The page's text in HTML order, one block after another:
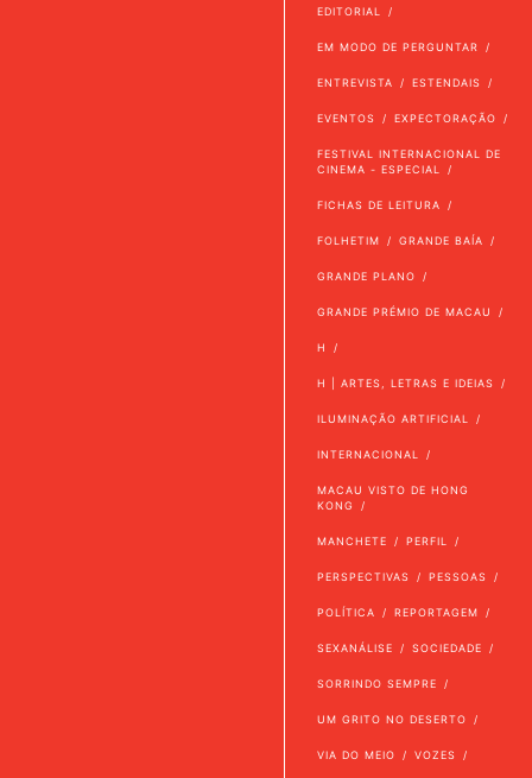
EDITORIAL
EM MODO DE PERGUNTAR
ENTREVISTA ESTENDAIS
EVENTOS EXPECTORAÇÃO
FESTIVAL INTERNACIONAL DE
CINEMA - ESPECIAL
FICHAS DE LEITURA
FOLHETIM GRANDE BAÍA
GRANDE PLANO
GRANDE PRÉMIO DE MACAU
H
H | ARTES, LETRAS E IDEIAS
ILUMINAÇÃO ARTIFICIAL
INTERNACIONAL
MACAU VISTO DE HONG
KONG
MANCHETE PERFIL
PERSPECTIVAS PESSOAS
POLÍTICA REPORTAGEM
SEXANÁLISE SOCIEDADE
SORRINDO SEMPRE
UM GRITO NO DESERTO
VIA DO MEIO VOZES